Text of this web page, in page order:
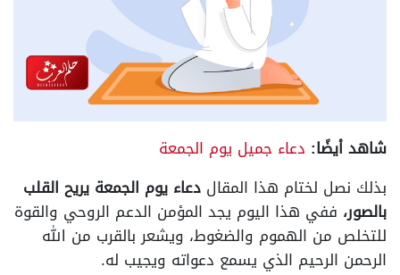
شاهد أيضًا: دعاء جميل يوم الجمعة
بذلك نصل لختام هذا المقال دعاء يوم الجمعة يريح القلب
بالصور، ففي هذا اليوم يجد المؤمن الدعم الروحي والقوة
للتخلص من الهموم والضغوط، ويشعر بالقرب من الله
الرحمن الرحيم الذي يسمع دعواته ويجيب له.